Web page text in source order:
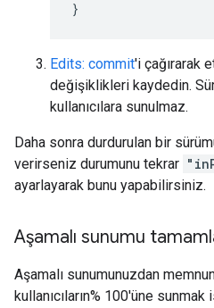
}
Edits: commit'i çağırarak
değişiklikleri kaydedin.
kullanıcılara sunulmaz.
Daha sonra durdurulan bir
verirseniz durumunu tekrar
ayarlayarak bunu yapabilirsiniz.
Aşamalı sunumu
Aşamalı sunumunuzdan
kullanıcıların% 100'üne